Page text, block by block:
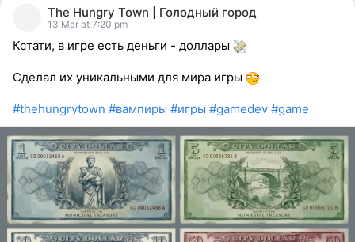
The Hungry Town | Голодный город
13 Mar at 7:20 pm
Кстати, в игре есть деньги - доллары
Сделал их уникальными для мира игры
#thehungrytown #вампиры #игры #gamedev #game